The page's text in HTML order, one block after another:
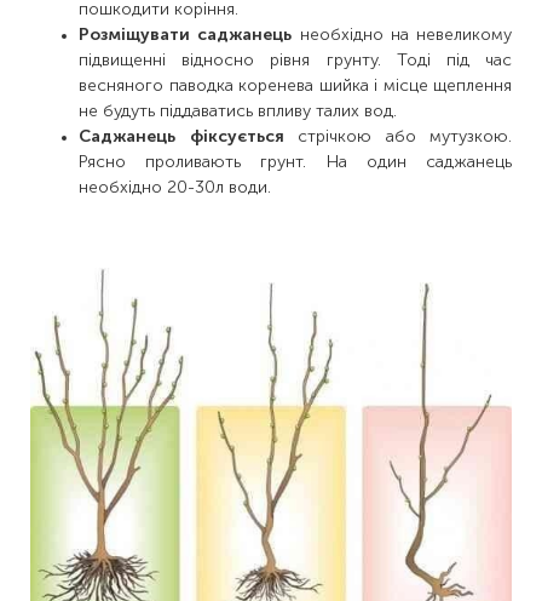
пошкодити коріння.
Розміщувати саджанець необхідно на невеликому
підвищенні відносно рівня грунту. Тоді під час
весняного паводка коренева шийка і місце щеплення
не будуть піддаватись впливу талих вод.
Саджанець фіксується стрічкою або мутузкою.
Рясно проливають грунт. На один саджанець
необхідно 20-30л води.